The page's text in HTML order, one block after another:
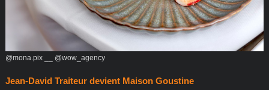
@mona.pix __ @wow_agency
Jean-David Traiteur devient Maison Goustine